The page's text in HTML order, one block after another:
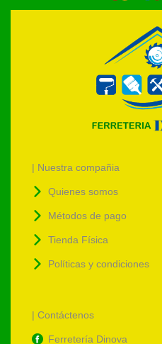
| Nuestra compañia
Quienes somos
Métodos de pago
Tienda Física
Políticas y condiciones
| Contáctenos
Ferretería Dinova